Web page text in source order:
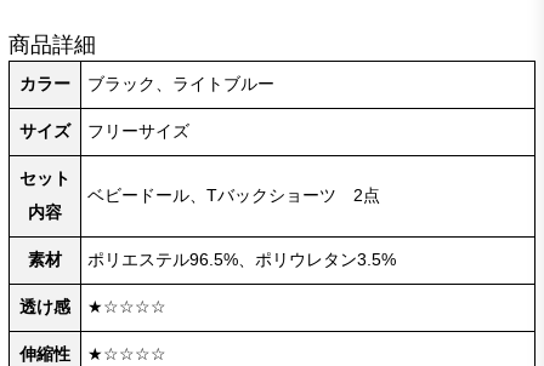
商品詳細
カラー ブラック、ライトブルー
サイズ フリーサイズ
セット
内容
ベビードール、Tバックショーツ 2点
素材 ポリエステル96.5%、ポリウレタン3.5%
透け感 ★☆☆☆☆
伸縮性 ★☆☆☆☆